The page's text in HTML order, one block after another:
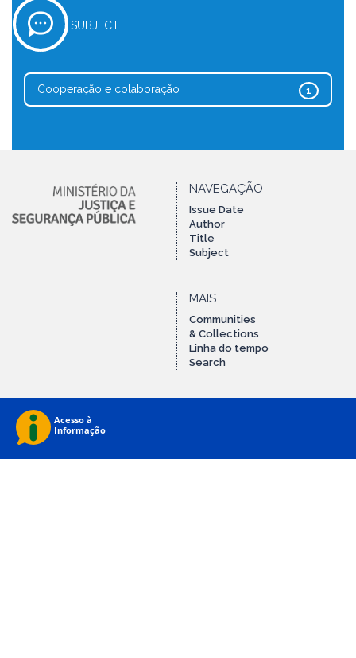
SUBJECT
1
Cooperação e colaboração
NAVEGAÇÃO
Issue Date
Author
Title
Subject
MAIS
Communities
& Collections
Linha do tempo
Search